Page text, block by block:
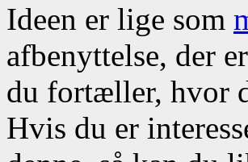
Ideen er lige som
afbenyttelse, der
du fortæller, hvor
Hvis du er